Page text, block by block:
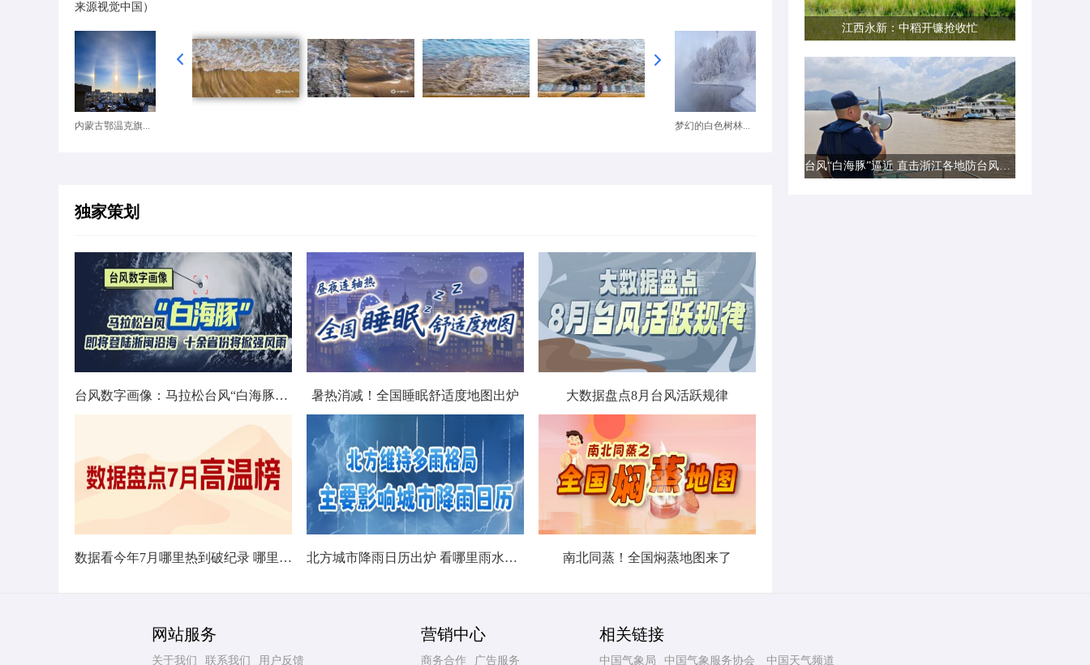
来源视觉中国）
内蒙古鄂温克旗... 梦幻的白色树林...
独家策划
台风数字画像：马拉松台风“白海豚”将影响十余省份 暑热消减！全国睡眠舒适度地图出炉 大数据盘点8月台风活跃规律
数据看今年7月哪里热到破纪录 哪里暑热连轴转 北方城市降雨日历出炉 看哪里雨水超长待机 南北同蒸！全国焖蒸地图来了
江西永新：中稻开镰抢收忙
台风“白海豚”逼近 直击浙江各地防台风一线现场
网站服务
关于我们 联系我们 用户反馈
营销中心
商务合作 广告服务
相关链接
中国气象局 中国气象服务协会 中国天气频道